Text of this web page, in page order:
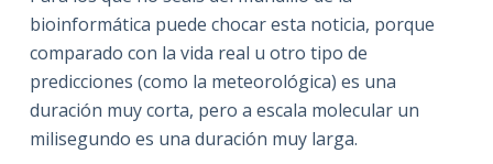
bioinformática puede chocar esta noticia, porque
comparado con la vida real u otro tipo de
predicciones (como la meteorológica) es una
duración muy corta, pero a escala molecular un
milisegundo es una duración muy larga.